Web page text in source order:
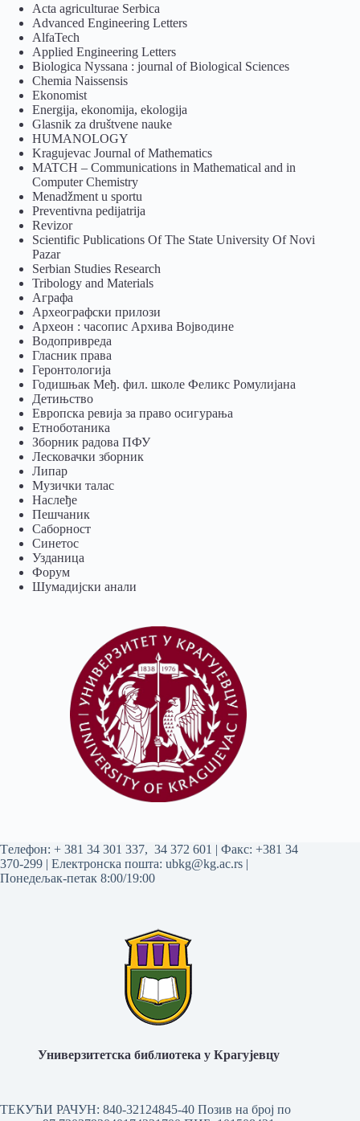
Acta agriculturae Serbica
Advanced Engineering Letters
AlfaTech
Applied Engineering Letters
Biologica Nyssana : journal of Biological Sciences
Chemia Naissensis
Ekonomist
Energija, ekonomija, ekologija
Glasnik za društvene nauke
HUMANOLOGY
Kragujevac Journal of Mathematics
MATCH – Communications in Mathematical and in
Computer Chemistry
Menadžment u sportu
Preventivna pedijatrija
Revizor
Scientific Publications Of The State University Of Novi
Pazar
Serbian Studies Research
Tribology and Materials
Аграфа
Археографски прилози
Археон : часопис Архива Војводине
Водопривреда
Гласник права
Геронтологија
Годишњак Међ. фил. школе Феликс Ромулијана
Детињство
Европска ревија за право осигурања
Eтноботаника
Зборник радова ПФУ
Лесковачки зборник
Липар
Музички талас
Наслеђе
Пешчаник
Саборност
Синетос
Узданица
Форум
Шумадијски анали
Tелефон: + 381 34 301 337, 34 372 601 | Факс: +381 34
370-299 | Електронска пошта: ubkg@kg.ac.rs |
Понедељак-петак 8:00/19:00
Универзитетска библиотека у Крагујевцу
ТЕКУЋИ РАЧУН: 840-32124845-40 Позив на број по